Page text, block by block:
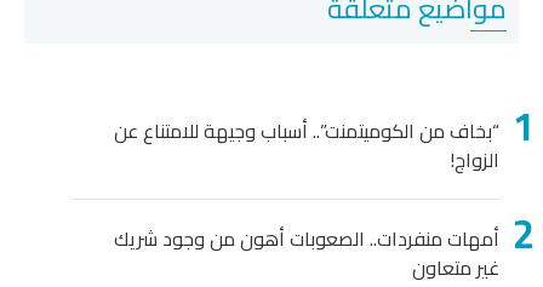
“بخاف من الكوميتمنت”.. أسباب وجيهة للامتناع عن
الزواج!
أمهات منفردات.. الصعوبات أهون من وجود شريك
غير متعاون